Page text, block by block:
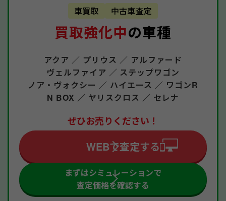
車買取 中古車査定
買取強化中の車種
アクア ／ プリウス ／ アルファード
ヴェルファイア ／ ステップワゴン
ノア・ヴォクシー ／ ハイエース ／ ワゴンR
N BOX ／ ヤリスクロス ／ セレナ
ぜひお売りください！
WEBで査定する
まずはシミュレーションで
査定価格を確認する